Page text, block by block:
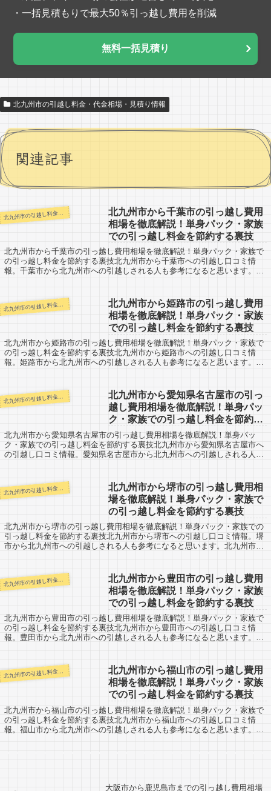
・一括見積もりで最大50％引っ越し費用を削減
無料一括見積り
北九州市の引越し料金・代金相場・見積り情報
関連記事
北九州市の引越し料金・代金相場・見積り情報
北九州市から千葉市の引っ越し費用
相場を徹底解説！単身パック・家族
での引っ越し料金を節約する裏技
北九州市から千葉市の引っ越し費用相場を徹底解説！単身パック・家族で
の引っ越し料金を節約する裏技北九州市から千葉市への引越し口コミ情
報。千葉市から北九州市への引越しされる人も参考になると思います。北
北九州市の引越し料金・代金相場・見積り情報
北九州市から姫路市の引っ越し費用
相場を徹底解説！単身パック・家族
での引っ越し料金を節約する裏技
北九州市から姫路市の引っ越し費用相場を徹底解説！単身パック・家族で
の引っ越し料金を節約する裏技北九州市から姫路市への引越し口コミ情
報。姫路市から北九州市への引越しされる人も参考になると思います。北
北九州市の引越し料金・代金相場・見積り情報
北九州市から愛知県名古屋市の引っ
越し費用相場を徹底解説！単身パッ
ク・家族での引っ越し料金を節約す
る裏技
北九州市から愛知県名古屋市の引っ越し費用相場を徹底解説！単身パッ
ク・家族での引っ越し料金を節約する裏技北九州市から愛知県名古屋市へ
の引越し口コミ情報。愛知県名古屋市から北九州市への引越しされる人も
北九州市の引越し料金・代金相場・見積り情報
北九州市から堺市の引っ越し費用相
場を徹底解説！単身パック・家族で
の引っ越し料金を節約する裏技
北九州市から堺市の引っ越し費用相場を徹底解説！単身パック・家族での
引っ越し料金を節約する裏技北九州市から堺市への引越し口コミ情報。堺
市から北九州市への引越しされる人も参考になると思います。北九州市か
北九州市の引越し料金・代金相場・見積り情報
北九州市から豊田市の引っ越し費用
相場を徹底解説！単身パック・家族
での引っ越し料金を節約する裏技
北九州市から豊田市の引っ越し費用相場を徹底解説！単身パック・家族で
の引っ越し料金を節約する裏技北九州市から豊田市への引越し口コミ情
報。豊田市から北九州市への引越しされる人も参考になると思います。北
北九州市の引越し料金・代金相場・見積り情報
北九州市から福山市の引っ越し費用
相場を徹底解説！単身パック・家族
での引っ越し料金を節約する裏技
北九州市から福山市の引っ越し費用相場を徹底解説！単身パック・家族で
の引っ越し料金を節約する裏技北九州市から福山市への引越し口コミ情
報。福山市から北九州市への引越しされる人も参考になると思います。北
大阪市から鹿児島市までの引っ越し費用相場